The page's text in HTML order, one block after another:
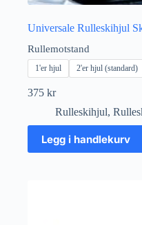
Universale Rulleskihjul
Rullemotstand
1'er hjul 2'er hjul (standard)
375 kr
Rulleskihjul,
Legg i handlekurv
Dette
produktet
har